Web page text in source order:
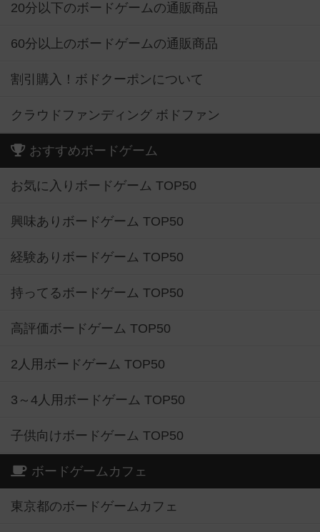
20分以下のボードゲームの通販商品
60分以上のボードゲームの通販商品
割引購入！ボドクーポンについて
クラウドファンディング ボドファン
おすすめボードゲーム
お気に入りボードゲーム TOP50
興味ありボードゲーム TOP50
経験ありボードゲーム TOP50
持ってるボードゲーム TOP50
高評価ボードゲーム TOP50
2人用ボードゲーム TOP50
3～4人用ボードゲーム TOP50
子供向けボードゲーム TOP50
ボードゲームカフェ
東京都のボードゲームカフェ